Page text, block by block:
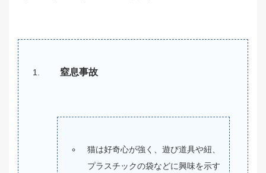
窒息事故
猫は好奇心が強く、遊び道具や紐、
プラスチックの袋などに興味を示す